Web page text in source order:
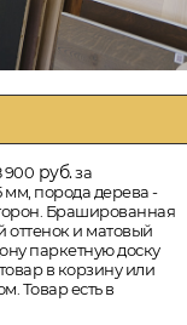
900 руб.за
мм, порода дерева -
Брашированная
оттенок и матовый
паркетную доску
в корзину или
Товар есть в